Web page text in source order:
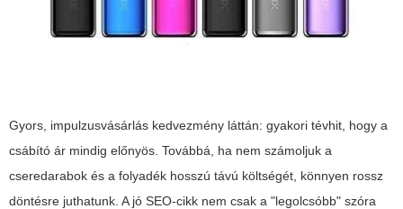
Gyors, impulzusvásárlás kedvezmény láttán: gyakori tévhit, hogy a
csábító ár mindig előnyös. Továbbá, ha nem számoljuk a
cseredarabok és a folyadék hosszú távú költségét, könnyen rossz
döntésre juthatunk. A jó SEO-cikk nem csak a "legolcsóbb" szóra